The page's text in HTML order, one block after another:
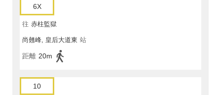
6X
往 赤柱監獄
尚翹峰, 皇后大道東 站
距離 20m
10